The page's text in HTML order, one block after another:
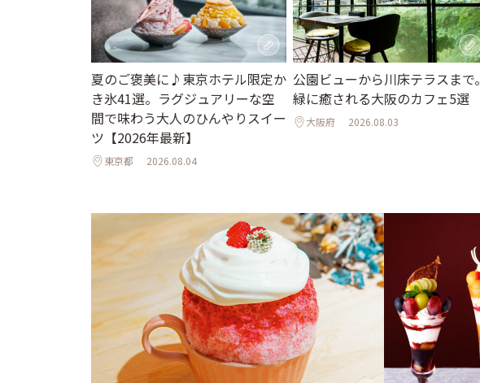
夏のご褒美に♪東京ホテル限定か
き氷41選。ラグジュアリーな空
間で味わう大人のひんやりスイー
ツ【2026年最新】
東京都 2026.08.04
公園ビューから川床テラスまで。
緑に癒される大阪のカフェ5選
大阪府 2026.08.03